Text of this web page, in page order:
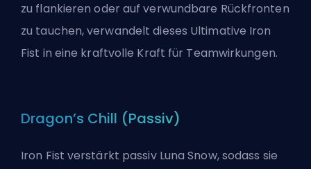
zu flankieren oder auf verwundbare Rückfronten
zu tauchen, verwandelt dieses Ultimative Iron
Fist in eine kraftvolle Kraft für Teamwirkungen.
Dragon’s Chill (Passiv)
Iron Fist verstärkt passiv Luna Snow, sodass sie